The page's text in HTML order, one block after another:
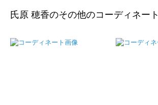
氏原 穂香のその他のコーディネート